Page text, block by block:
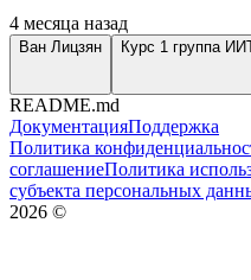
4 месяца назад
Ван Лицзян Курс 1 группа
README.md
ДокументацияПоддержка
Политика
соглашениеПолитика
субъекта персональных
2026 ©